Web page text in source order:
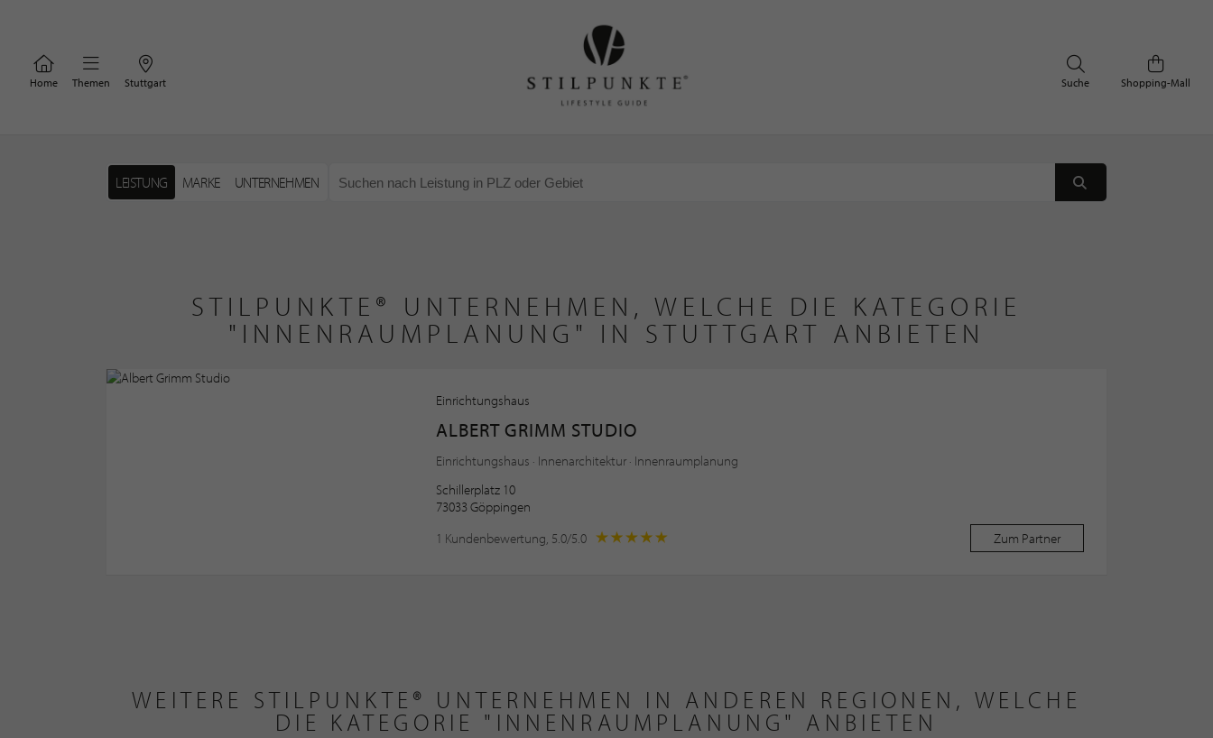
Home Themen Stuttgart Shopping-Mall
Suche
LEISTUNG MARKE UNTERNEHMEN
STILPUNKTE® UNTERNEHMEN, WELCHE DIE KATEGORIE
"INNENRAUMPLANUNG" IN STUTTGART ANBIETEN
Einrichtungshaus
ALBERT GRIMM STUDIO
Einrichtungshaus · Innenarchitektur · Innenraumplanung
Schillerplatz 10
73033 Göppingen
1 Kundenbewertung, 5.0/5.0
Zum Partner
WEITERE STILPUNKTE® UNTERNEHMEN IN ANDEREN REGIONEN, WELCHE
DIE KATEGORIE "INNENRAUMPLANUNG" ANBIETEN